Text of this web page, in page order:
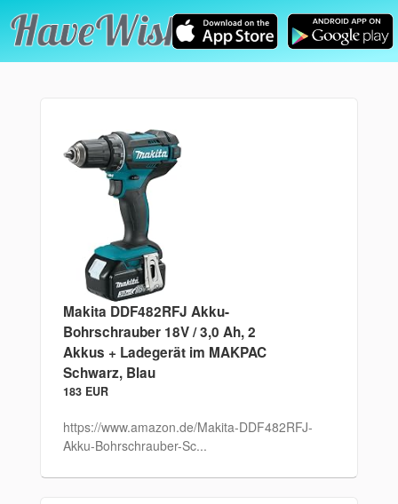
Makita DDF482RFJ Akku-
Bohrschrauber 18V / 3,0 Ah, 2
Akkus + Ladegerät im MAKPAC
Schwarz, Blau
183 EUR
https://www.amazon.de/Makita-DDF482RFJ-
Akku-Bohrschrauber-Sc...